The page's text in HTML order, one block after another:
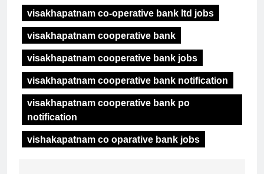
visakhapatnam co-operative bank ltd jobs
visakhapatnam cooperative bank
visakhapatnam cooperative bank jobs
visakhapatnam cooperative bank notification
visakhapatnam cooperative bank po
notification
vishakapatnam co oparative bank jobs